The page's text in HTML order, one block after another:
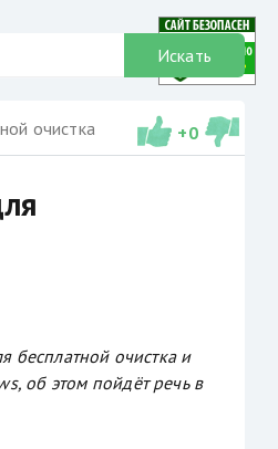
Искать
очистка +0
бесплатной очистка и
об этом пойдёт речь в